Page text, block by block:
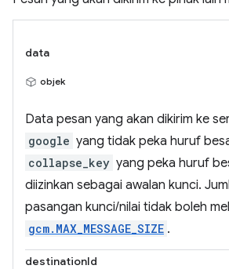
data
objek
Data pesan yang akan dikirim ke
google yang tidak peka huruf
collapse_key yang peka huruf
diizinkan sebagai awalan kunci.
pasangan kunci/nilai tidak boleh
gcm.MAX_MESSAGE_SIZE .
destinationId